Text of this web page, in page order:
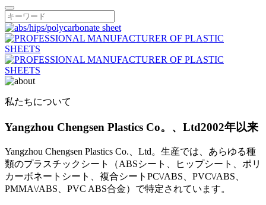
私たちについて
Yangzhou Chengsen Plastics Co。、Ltd2002年以来
Yangzhou Chengsen Plastics Co.、Ltd。生産では、あらゆる種
類のプラスチックシート（ABSシート、ヒップシート、ポリ
カーボネートシート、複合シートPC\/ABS、PVC\/ABS、
PMMA\/ABS、PVC ABS合金）で特定されています。